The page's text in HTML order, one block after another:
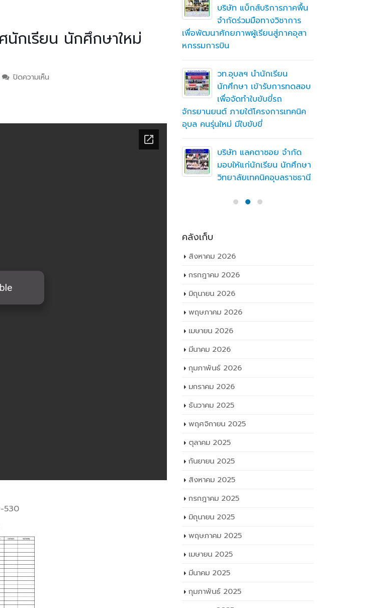
นักเรียน นักศึกษาใหม่
ปิดความเห็น
530
การ
เข้าใจร่วมมือ (MOU) ร่วมกับ
บริษัท ทีเจซี คอร์ปอเรชั่น
บริษัท แบ็กส์บริการภาคพื้น
จำกัดร่วมมือทางวิชาการ
เพื่อพัฒนาศักยภาพผู้เรียนสู่ภาคอุสา
หกรรมการบิน
วท.อุบลฯ นำนักเรียน
นักศึกษา เข้ารับการทดสอบ
เพื่อจัดทำใบขับขี่รถ
จักรยานยนต์ ภายใต้โครงการเทคนิค
อุบล คนรุ่นใหม่ มีใบขับขี่
บริษัท แลคตาซอย จำกัด
มอบให้แก่นักเรียน นักศึกษา
วิทยาลัยเทคนิคอุบลราชธานี
คลังเก็บ
สิงหาคม 2026
กรกฎาคม 2026
มิถุนายน 2026
พฤษภาคม 2026
เมษายน 2026
มีนาคม 2026
กุมภาพันธ์ 2026
มกราคม 2026
ธันวาคม 2025
พฤศจิกายน 2025
ตุลาคม 2025
กันยายน 2025
สิงหาคม 2025
กรกฎาคม 2025
มิถุนายน 2025
พฤษภาคม 2025
เมษายน 2025
มีนาคม 2025
กุมภาพันธ์ 2025